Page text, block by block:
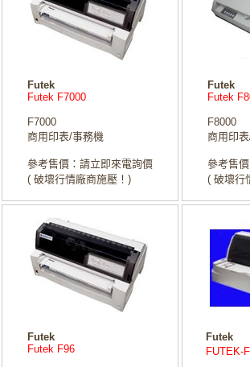
Futek
Futek F7000
F7000
商用印表/事務機
參考售價：請立即來電詢價
( 破壞行情廠商施壓！)
Futek
Futek
F8000
商用印
參考售
( 破壞行
Futek
Futek F96
Futek
FUTEK-